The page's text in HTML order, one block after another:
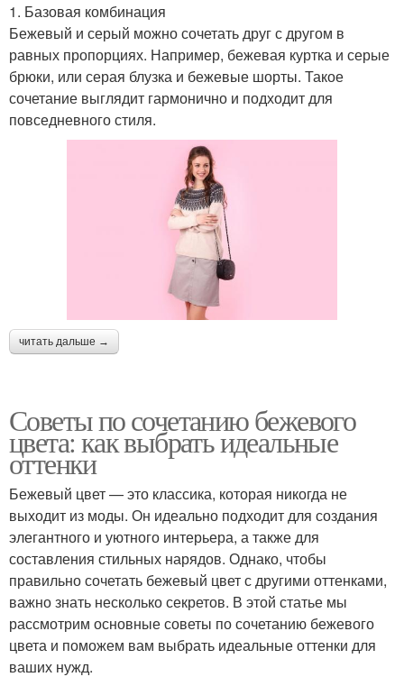
1. Базовая комбинация
Бежевый и серый можно сочетать друг с другом в
равных пропорциях. Например, бежевая куртка и серые
брюки, или серая блузка и бежевые шорты. Такое
сочетание выглядит гармонично и подходит для
повседневного стиля.
читать дальше →
Советы по сочетанию бежевого
цвета: как выбрать идеальные
оттенки
Бежевый цвет — это классика, которая никогда не
выходит из моды. Он идеально подходит для создания
элегантного и уютного интерьера, а также для
составления стильных нарядов. Однако, чтобы
правильно сочетать бежевый цвет с другими оттенками,
важно знать несколько секретов. В этой статье мы
рассмотрим основные советы по сочетанию бежевого
цвета и поможем вам выбрать идеальные оттенки для
ваших нужд.